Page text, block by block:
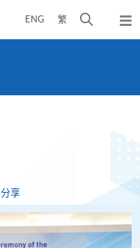
ENG 繁
开
弹
出
分享